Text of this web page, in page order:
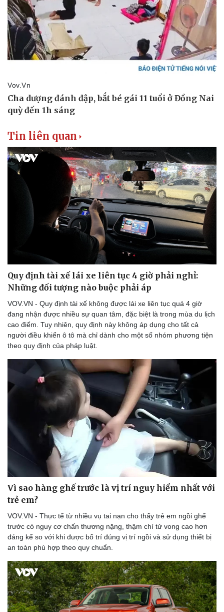
Săn Tour
check-in
Podcast
Câu chuyện thời sự
Đọc truyện đêm khuya
Cửa sổ tình yêu
Kể chuyện cho bé
Hạt giống tâm hồn
Tin liên quan
Quy định tài xế lái xe liên tục 4 giờ phải nghỉ:
Những đối tượng nào buộc phải áp
VOV.VN - Quy định tài xế không được lái xe liên tục quá 4 giờ
đang nhận được nhiều sự quan tâm, đặc biệt là trong mùa du lịch
cao điểm. Tuy nhiên, quy định này không áp dụng cho tất cả
người điều khiển ô tô mà chỉ dành cho một số nhóm phương tiện
theo quy định của pháp luật.
Vì sao hàng ghế trước là vị trí nguy hiểm nhất với
trẻ em?
VOV.VN - Thực tế từ nhiều vụ tai nạn cho thấy trẻ em ngồi ghế
trước có nguy cơ chấn thương nặng, thậm chí tử vong cao hơn
đáng kể so với khi được bố trí đúng vị trí ngồi và sử dụng thiết bị
an toàn phù hợp theo quy chuẩn.